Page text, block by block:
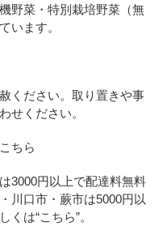
野菜・特別栽培野菜（無
います。
ください。取り置きや事
せください。
ちら
3000円以上で配達料無料
川口市・蕨市は5000円以
くは“こちら”。